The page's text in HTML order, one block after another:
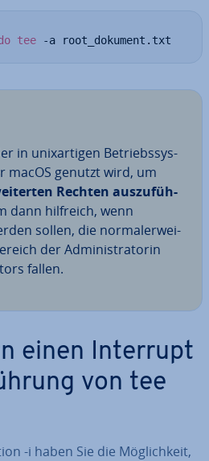
tee -a root_dokument.txt
in unix­ar­ti­gen Be­triebs­sys­
macOS genutzt wird, um
Rechten aus­zu­füh­
dann hilfreich, wenn
sollen, die nor­ma­ler­wei­
der Ad­mi­nis­tra­to­rin
fallen.
einen Interrupt
von tee
-i haben Sie die Mög­lich­keit,